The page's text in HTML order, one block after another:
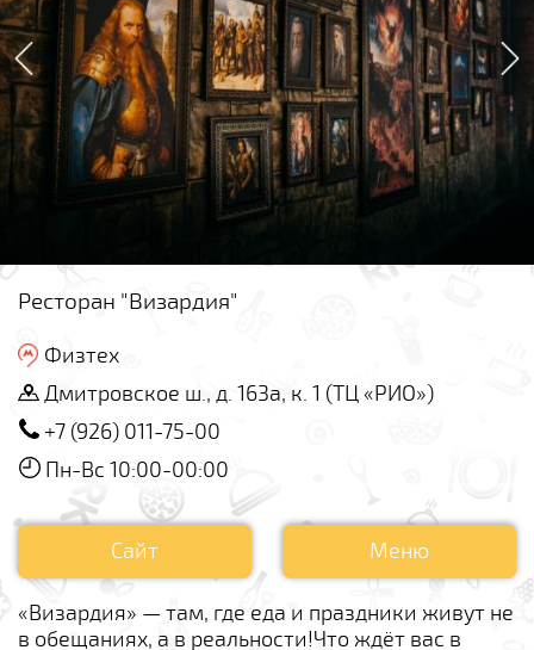
Ресторан "Визардия"
Физтех
Дмитровское ш., д. 163а, к. 1 (ТЦ «РИО»)
+7 (926) 011-75-00
Пн-Вс 10:00-00:00
Сайт Меню
«Визардия» — там, где еда и праздники живут не
в обещаниях, а в реальности!Что ждёт вас в